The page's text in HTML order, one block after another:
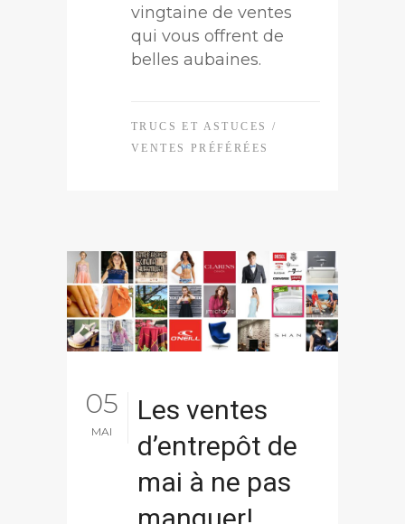
vingtaine de ventes
qui vous offrent de
belles aubaines.
TRUCS ET ASTUCES
/
VENTES PRÉFÉRÉES
05
MAI
Les ventes
d’entrepôt de
mai à ne pas